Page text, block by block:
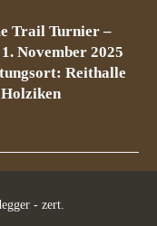
Trail Turnier –
November 2025
Reithalle
Holziken
- zert.